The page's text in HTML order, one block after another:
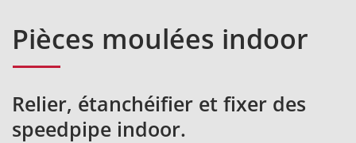
Pièces moulées indoor
Relier, étanchéifier et fixer des
speedpipe indoor.